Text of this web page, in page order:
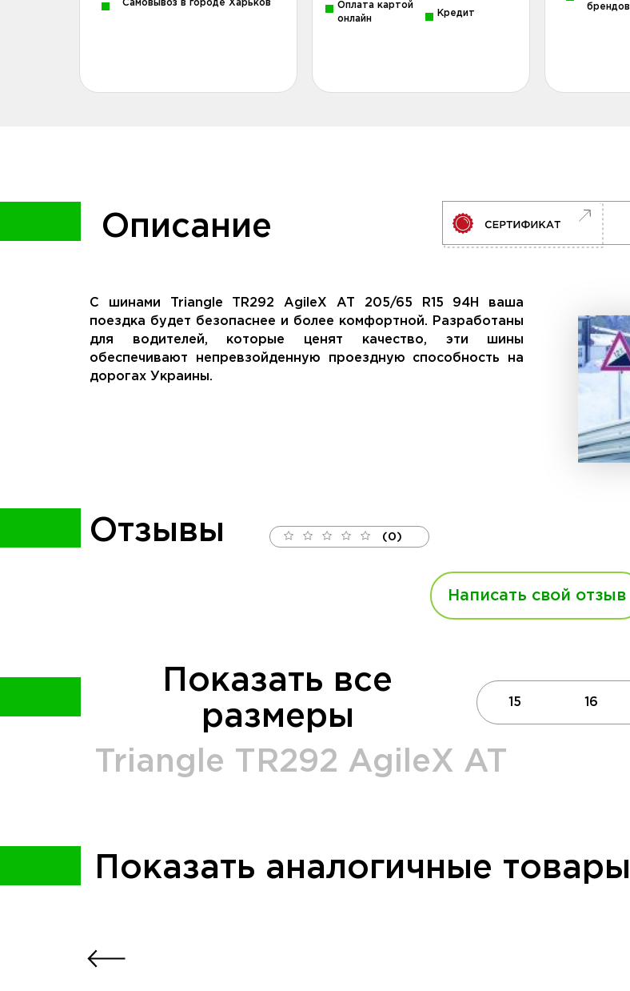
Самовывоз в городе Харьков
Оплата картой
онлайн
Кредит
брендов
Описание
С шинами Triangle TR292 AgileX AT 205/65 R15 94H ваша
поездка будет безопаснее и более комфортной. Разработаны
для водителей, которые ценят качество, эти шины
обеспечивают непревзойденную проездную способность на
дорогах Украины.
Отзывы (0)
Написать свой отзыв
Показать все
размеры
Triangle TR292 AgileX AT
15 16
Показать аналогичные товары